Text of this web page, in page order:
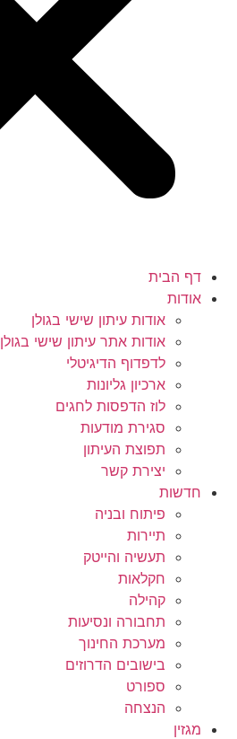
דף הבית
אודות
אודות עיתון שישי בגולן
אודות אתר עיתון שישי בגולן
לדפדוף הדיגיטלי
ארכיון גליונות
לוז הדפסות לחגים
סגירת מודעות
תפוצת העיתון
יצירת קשר
חדשות
פיתוח ובניה
תיירות
תעשיה והייטק
חקלאות
קהילה
תחבורה ונסיעות
מערכת החינוך
בישובים הדרוזים
ספורט
הנצחה
מגזין